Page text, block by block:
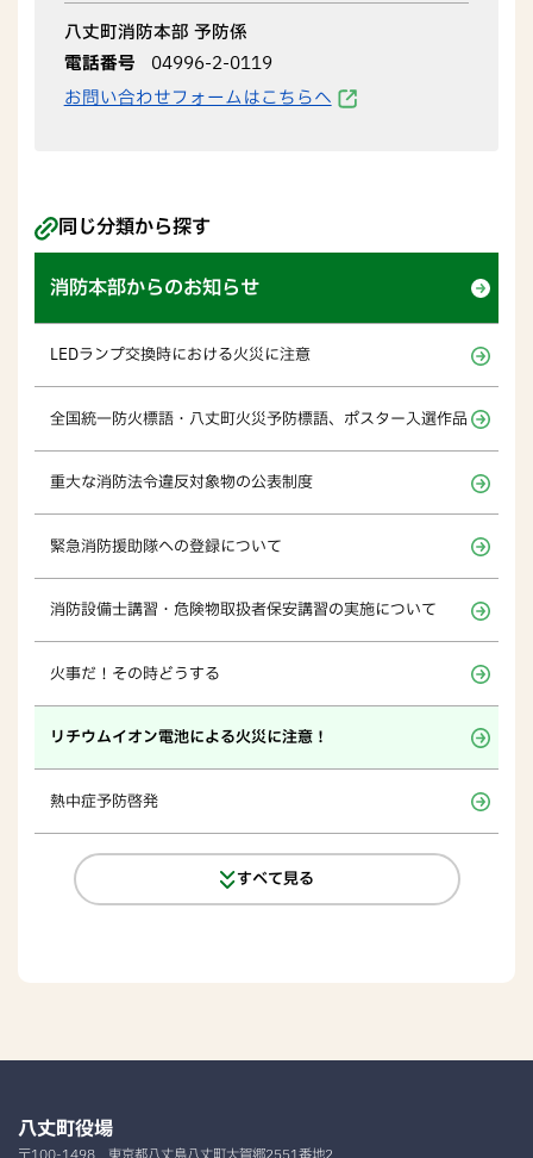
八丈町消防本部 予防係
電話番号
04996-2-0119
お問い合わせフォームはこちらへ
同じ分類から探す
消防本部からのお知らせ
LEDランプ交換時における火災に注意
全国統一防火標語・八丈町火災予防標語、ポスター入選作品
重大な消防法令違反対象物の公表制度
緊急消防援助隊への登録について
消防設備士講習・危険物取扱者保安講習の実施について
火事だ！その時どうする
リチウムイオン電池による火災に注意！
熱中症予防啓発
すべて見る
八丈町役場